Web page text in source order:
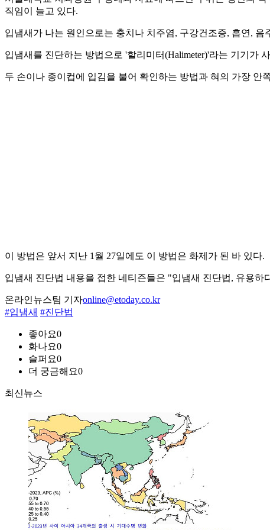
직임이 늘고 있다.
입냄새가 나는 원인으로는 충치나 치주염, 구강건조증, 흡연,
입냄새를 진단하는 방법으로 '할리미터(Halimeter)'라는 기기가
두 손이나 종이컵에 입김을 불어 확인하는 방법과 혀의 가장
이 방법은 앞서 지난 1월 27일에도 이 방법은 화제가 된 바 있다.
입냄새 진단법 내용을 접한 네티즌들은 "입냄새 진단법, 유용
온라인뉴스팀 기자online@etoday.co.kr
#입냄새 #진단법
좋아요0
화나요0
슬퍼요0
더 궁금해요0
최신뉴스